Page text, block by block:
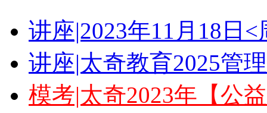
讲座|2023年11月18日
讲座|太奇教育2025管
模考|太奇2023年【公